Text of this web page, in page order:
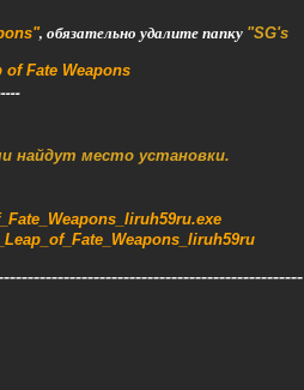
, обязательно удалите папку "SG's
of Fate Weapons
найдут место установки.